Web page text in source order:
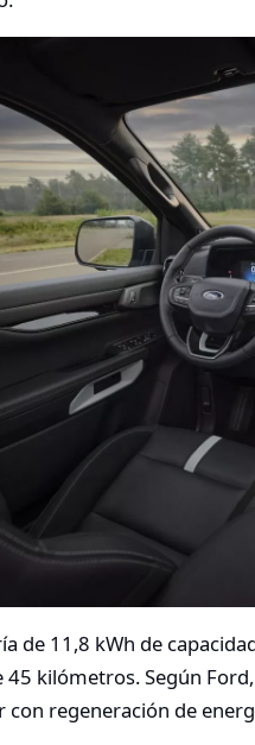
de 11,8 kWh de
45 kilómetros. Según
con regeneración de